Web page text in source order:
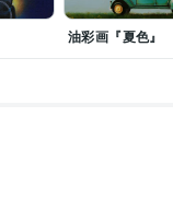
油彩画『夏色』